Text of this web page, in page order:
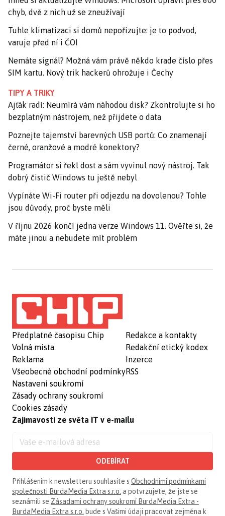
chyb, dvě z nich už se zneužívají
Tuhle klimatizaci si domů nepořizujte: je to podvod,
varuje před ní i ČOI
Nemáte signál? Možná vám právě někdo krade číslo přes
SIM kartu. Nový trik hackerů ohrožuje i Čechy
TIPY A TRIKY
Ajťák radí: Neumírá vám náhodou disk? Zkontrolujte si ho
bezplatným nástrojem, než přijdete o data
Poznejte tajemství barevných USB portů: Co znamenají
černé, oranžové a modré konektory?
Programátor si řekl dost a sám vyvinul nový nástroj. Tak
dobrý čistič Windows tu ještě nebyl
Vypínáte Wi-Fi router při odjezdu na dovolenou? Tohle
jsou důvody, proč byste měli
V říjnu 2026 končí jedna verze Windows 11. Ověřte si, že
máte jinou a nebudete mít problém
Předplatné časopisu Chip
Volná místa
Reklama
Všeobecné obchodní podmínky
Nastavení soukromí
Zásady ochrany soukromí
Cookies zásady
Redakce a kontakty
Redakční etický kodex
Inzerce
RSS
Zajímavosti ze světa IT v e-mailu
ODEBÍRAT
Přihlášením k newsletteru souhlasíte s Obchodními podmínkami
společnosti BurdaMedia Extra s.r.o. a potvrzujete, že jste se
seznámili se Zásadami ochrany soukromí BurdaMedia Extra -
BurdaMedia Extra s.r.o. bude s Vašimi údaji pracovat zejména k